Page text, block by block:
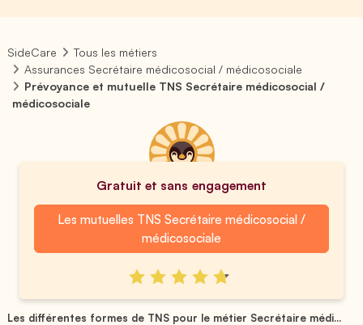
SideCare
Tous les métiers
Assurances Secrétaire médicosocial / médicosociale
Prévoyance et mutuelle TNS Secrétaire médicosocial /
médicosociale
Gratuit et sans engagement
Les mutuelles TNS Secrétaire médicosocial /
médicosociale
Les différentes formes de TNS pour le métier Secrétaire médi...